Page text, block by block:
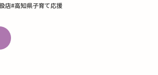
店#高知県子育て応援